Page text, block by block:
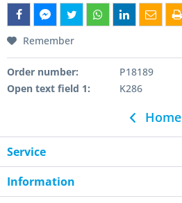
Remember
Order number:
P18189
Open text field 1:
K286
Home
Service
Information